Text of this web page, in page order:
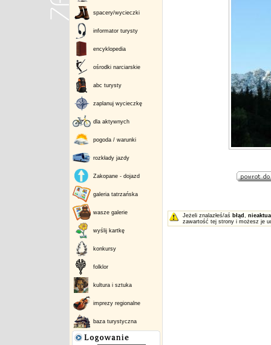
spacery/wycieczki
informator turysty
encyklopedia
ośrodki narciarskie
abc turysty
zaplanuj wycieczkę
dla aktywnych
pogoda / warunki
rozkłady jazdy
Zakopane - dojazd
galeria tatrzańska
wasze galerie
wyślij kartkę
konkursy
folklor
kultura i sztuka
imprezy regionalne
baza turystyczna
Jeżeli znalazłeś/aś błąd ,
zawartość tej strony i możesz je